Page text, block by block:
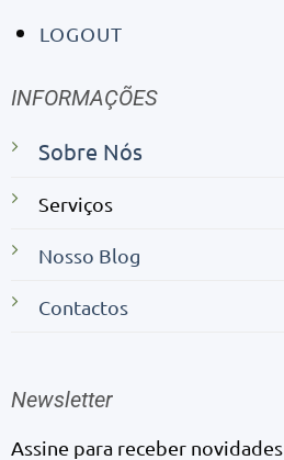
LOGOUT
INFORMAÇÕES
Sobre Nós
Serviços
Nosso Blog
Contactos
Newsletter
Assine para receber novidades